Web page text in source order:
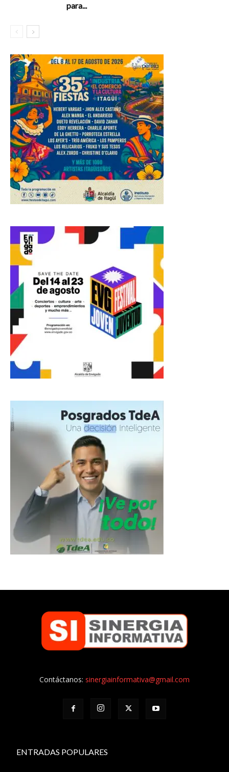
para...
Contáctanos: sinergiainformativa@gmail.com
ENTRADAS POPULARES